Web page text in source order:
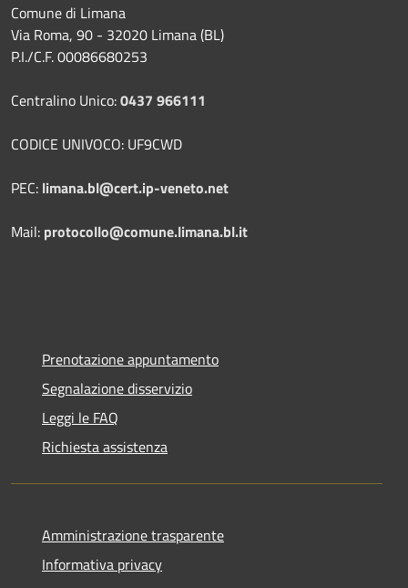
Comune di Limana
Via Roma, 90 - 32020 Limana (BL)
P.I./C.F. 00086680253
Centralino Unico:0437 966111
CODICE UNIVOCO: UF9CWD
PEC: limana.bl@cert.ip-veneto.net
Mail: protocollo@comune.limana.bl.it
Prenotazione appuntamento
Segnalazione disservizio
Leggi le FAQ
Richiesta assistenza
Amministrazione trasparente
Informativa privacy